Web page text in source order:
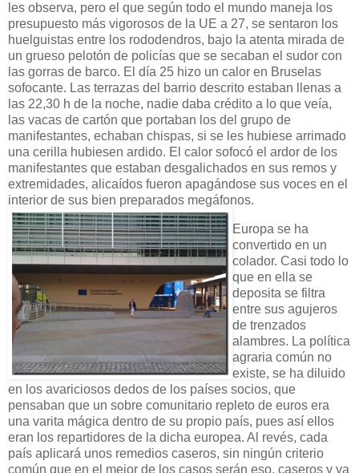
les observa, pero el que según todo el mundo maneja los
presupuesto más vigorosos de la UE a 27, se sentaron los
huelguistas entre los rododendros, bajo la atenta mirada de
un grueso pelotón de policías que se secaban el sudor con
las gorras de barco. El día 25 hizo un calor en Bruselas
sofocante. Las terrazas del barrio descrito estaban llenas a
las 22,30 h de la noche, nadie daba crédito a lo que veía,
las vacas de cartón que portaban los del grupo de
manifestantes, echaban chispas, si se les hubiese arrimado
una cerilla hubiesen ardido. El calor sofocó el ardor de los
manifestantes que estaban desgalichados en sus remos y
extremidades, alicaídos fueron apagándose sus voces en el
interior de sus bien preparados megáfonos.
Europa se ha
convertido en un
colador. Casi todo lo
que en ella se
deposita se filtra
entre sus agujeros
de trenzados
alambres. La política
agraria común no
existe, se ha diluido
en los avariciosos dedos de los países socios, que
pensaban que un sobre comunitario repleto de euros era
una varita mágica dentro de su propio país, pues así ellos
eran los repartidores de la dicha europea. Al revés, cada
país aplicará unos remedios caseros, sin ningún criterio
común que en el mejor de los casos serán eso, caseros y ya